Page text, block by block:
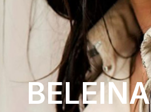
BELEINA